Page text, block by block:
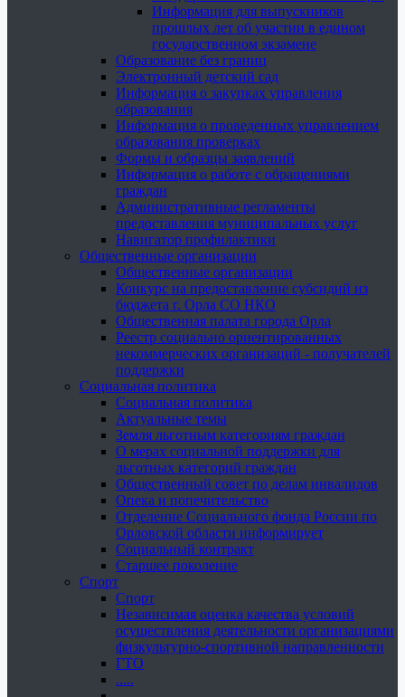
Информация для выпускников
прошлых лет об участии в едином
государственном экзамене
Образование без границ
Электронный детский сад
Информация о закупках управления
образования
Информация о проведенных управлением
образования проверках
Формы и образцы заявлений
Информация о работе с обращениями
граждан
Административные регламенты
предоставления муниципальных услуг
Навигатор профилактики
Общественные организации
Общественные организации
Конкурс на предоставление субсидий из
бюджета г. Орла СО НКО
Общественная палата города Орла
Реестр социально ориентированных
некоммерческих организаций - получателей
поддержки
Социальная политика
Социальная политика
Актуальные темы
Земля льготным категориям граждан
О мерах социальной поддержки для
льготных категорий граждан
Общественный совет по делам инвалидов
Опека и попечительство
Отделение Социального фонда России по
Орловской области информирует
Социальный контракт
Старшее поколение
Спорт
Спорт
Независимая оценка качества условий
осуществления деятельности организациями
физкультурно-спортивной направленности
ГТО
.....